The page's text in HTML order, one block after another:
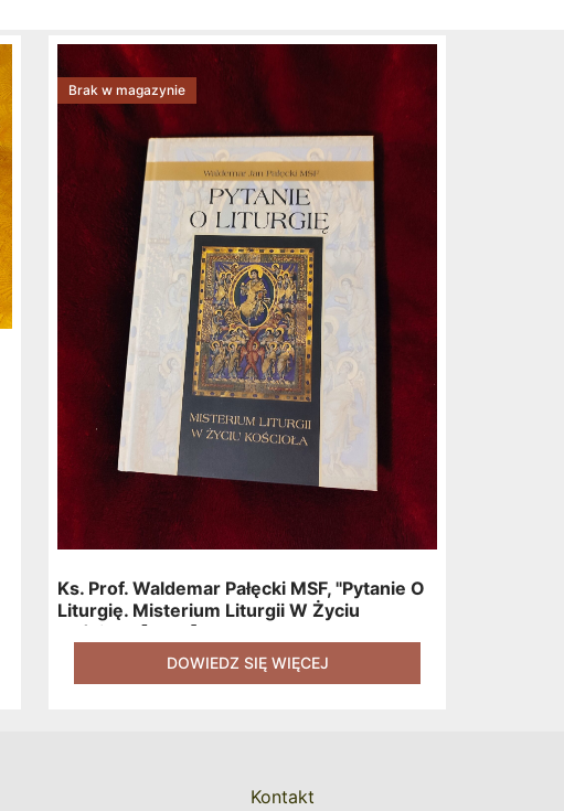
Ks. Prof. Waldemar Pałęcki MSF, "Pytanie O
Liturgię. Misterium Liturgii W Życiu
Kościoła" [2015]
Brak w magazynie
DOWIEDZ SIĘ WIĘCEJ
Kontakt